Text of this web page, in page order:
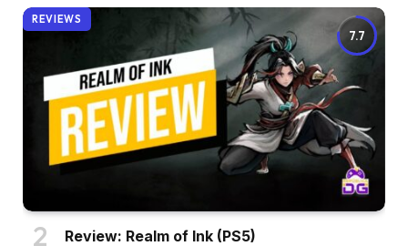
7.7
REVIEWS
Review: Realm of Ink (PS5)